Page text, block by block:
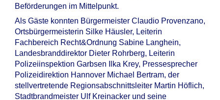
Beförderungen im Mittelpunkt.
Als Gäste konnten Bürgermeister Claudio Provenzano,
Ortsbürgermeisterin Silke Häusler, Leiterin
Fachbereich Recht&Ordnung Sabine Langhein,
Landesbranddirektor Dieter Rohrberg, Leiterin
Polizeiinspektion Garbsen Ilka Krey, Pressesprecher
Polizeidirektion Hannover Michael Bertram, der
stellvertretende Regionsabschnittsleiter Martin Höflich,
Stadtbrandmeister Ulf Kreinacker und seine